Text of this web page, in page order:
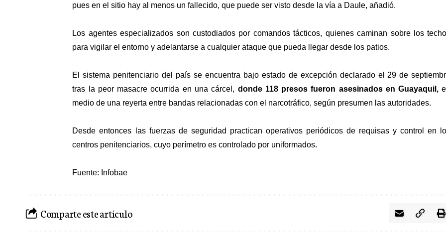
pues en el sitio hay al menos un fallecido, que puede ser visto desde la vía a Daule, añadió.
Los agentes especializados son custodiados por comandos tácticos, quienes caminan sobre los
para vigilar el entorno y adelantarse a cualquier ataque que pueda llegar desde los patios.
El sistema penitenciario del país se encuentra bajo estado de excepción declarado el 29 de
tras la peor masacre ocurrida en una cárcel, donde 118 presos fueron asesinados en Guayaquil,
medio de una reyerta entre bandas relacionadas con el narcotráfico, según presumen las autoridades.
Desde entonces las fuerzas de seguridad practican operativos periódicos de requisas y control en
centros penitenciarios, cuyo perímetro es controlado por uniformados.
Fuente: Infobae
Comparte este artículo